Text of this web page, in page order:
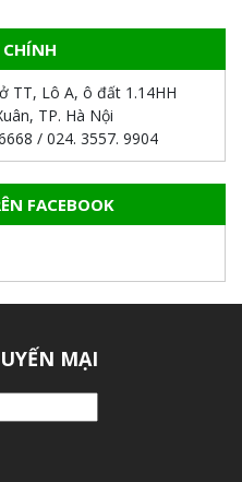
CHÍNH
TT, Lô A, ô đất 1.14HH
TP. Hà Nội
/ 024. 3557. 9904
FACEBOOK
MẠI